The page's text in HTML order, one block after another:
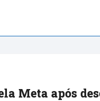
Meta após